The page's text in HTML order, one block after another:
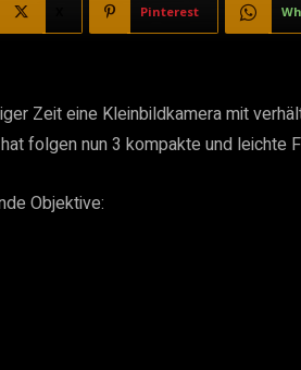
Pinterest
Zeit eine Kleinbildkamera mit
folgen nun 3 kompakte und leichte
Objektive: